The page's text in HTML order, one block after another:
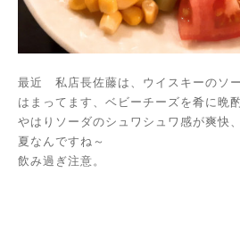
最近 私店長佐藤は、ウイスキーのソ
はまってます、ベビーチーズを肴に晩
やはりソーダのシュワシュワ感が爽快、
夏なんですね～
飲み過ぎ注意。